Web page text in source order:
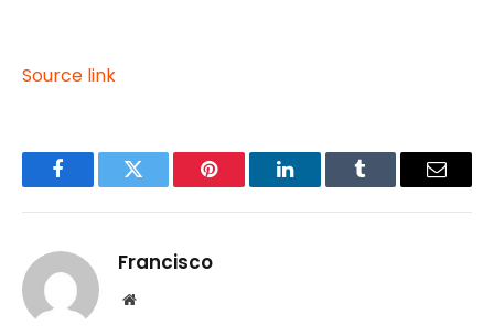
Source link
FacebookTwitter Pinterest LinkedInTumblr Email
Francisco
Website